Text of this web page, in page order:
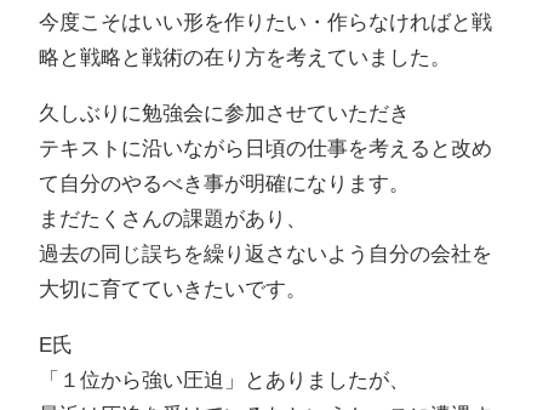
今度こそはいい形を作りたい・作らなければと戦
略と戦略と戦術の在り方を考えていました。
久しぶりに勉強会に参加させていただき
テキストに沿いながら日頃の仕事を考えると改め
て自分のやるべき事が明確になります。
まだたくさんの課題があり、
過去の同じ誤ちを繰り返さないよう自分の会社を
大切に育てていきたいです。
E氏
「１位から強い圧迫」とありましたが、